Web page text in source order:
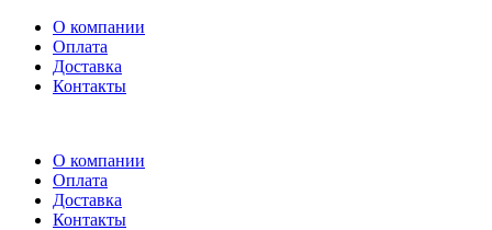
О компании
Оплата
Доставка
Контакты
О компании
Оплата
Доставка
Контакты